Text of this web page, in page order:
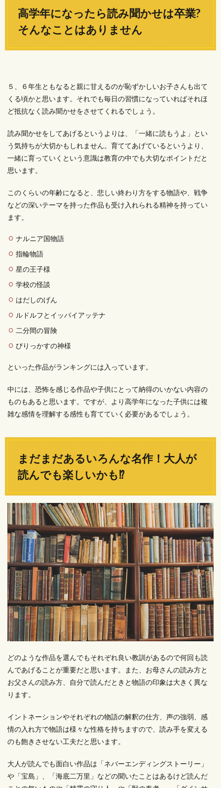
高学年になったら読み聞かせは卒業?
そんなことはありません
５、６年生ともなると親に甘えるのが恥ずかしいお子さんも出て
くる頃かと思います。それでも毎日の習慣になっていればそれほ
ど抵抗なく読み聞かせをさせてくれるでしょう。
読み聞かせをしてあげるというよりは、「一緒に読もうよ」とい
う気持ちが大切かもしれません。育ててあげているというより、
一緒に育っていくという意識は教育の中でも大切なポイントだと
思います。
このくらいの年齢になると、悲しい終わり方をする物語や、戦争
などの深いテーマを持った作品も受け入れられる精神を持ってい
ます。
ナルニア国物語
指輪物語
星の王子様
学校の怪談
はだしのげん
ルドルフとイッパイアッテナ
二分間の冒険
びりっかすの神様
といった作品がランキングには入っています。
中には、恐怖を感じる作品や子供にとって納得のいかない内容の
ものもあると思います。ですが、より高学年になった子供には複
雑な感情を理解する感性も育てていく必要があるでしょう。
まだまだあるいろんな名作！大人が
読んでも楽しいかも⁉
どのような作品を選んでもそれぞれ良い教訓があるので何回も読
んであげることが重要だと思います。また、お母さんの読み方と
お父さんの読み方、自分で読んだときと物語の印象は大きく異な
ります。
イントネーションやそれぞれの物語の解釈の仕方、声の強弱、感
情の入れ方で物語は様々な性格を持ちますので、読み手を変える
のも飽きさせない工夫だと思います。
大人が読んでも面白い作品は「ネバーエンディングストーリー」
や「宝島」、「海底二万里」などの聞いたことはあるけど読んだ